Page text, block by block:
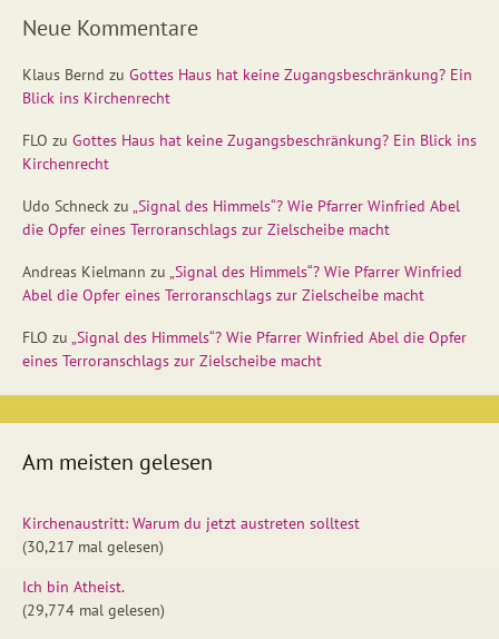
Neue Kommentare
Klaus Bernd zu Gottes Haus hat keine Zugangsbeschränkung? Ein
Blick ins Kirchenrecht
FLO zu Gottes Haus hat keine Zugangsbeschränkung? Ein Blick ins
Kirchenrecht
Udo Schneck zu „Signal des Himmels“? Wie Pfarrer Winfried Abel
die Opfer eines Terroranschlags zur Zielscheibe macht
Andreas Kielmann zu „Signal des Himmels“? Wie Pfarrer Winfried
Abel die Opfer eines Terroranschlags zur Zielscheibe macht
FLO zu „Signal des Himmels“? Wie Pfarrer Winfried Abel die Opfer
eines Terroranschlags zur Zielscheibe macht
Am meisten gelesen
Kirchenaustritt: Warum du jetzt austreten solltest
(30,217 mal gelesen)
Ich bin Atheist.
(29,774 mal gelesen)